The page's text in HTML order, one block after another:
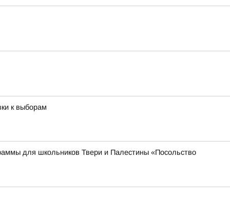
к выборам
для школьников Твери и Палестины «Посольство